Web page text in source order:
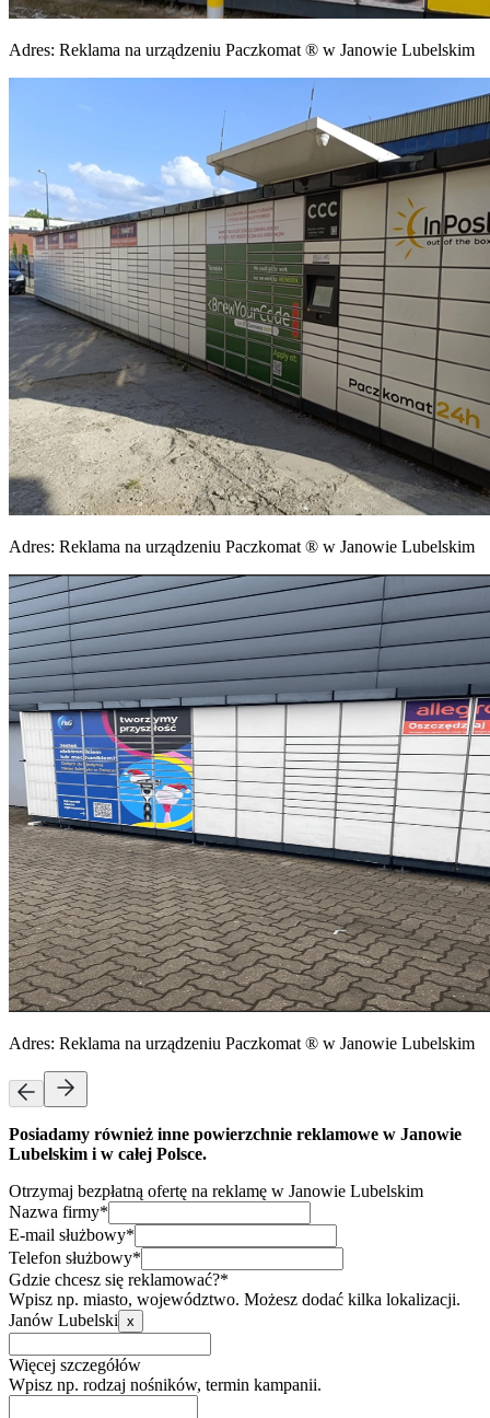
Adres: Reklama na urządzeniu Paczkomat ® w Janowie Lubelskim
Adres: Reklama na urządzeniu Paczkomat ® w Janowie Lubelskim
Adres: Reklama na urządzeniu Paczkomat ® w Janowie Lubelskim
Posiadamy również inne powierzchnie reklamowe w Janowie
Lubelskim i w całej Polsce.
Otrzymaj bezpłatną ofertę na reklamę w Janowie Lubelskim
Nazwa firmy*
E-mail służbowy*
Telefon służbowy*
Gdzie chcesz się reklamować?*
Wpisz np. miasto, województwo. Możesz dodać kilka lokalizacji.
Janów Lubelski x
Więcej szczegółów
Wpisz np. rodzaj nośników, termin kampanii.